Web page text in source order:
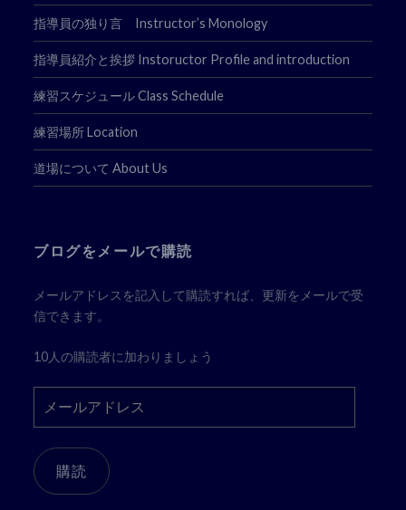
指導員の独り言 Instructor’s Monology
指導員紹介と挨拶 Instoructor Profile and introduction
練習スケジュール Class Schedule
練習場所 Location
道場について About Us
ブログをメールで購読
メールアドレスを記入して購読すれば、更新をメールで受
信できます。
10人の購読者に加わりましょう
ー
ア
ド
購読